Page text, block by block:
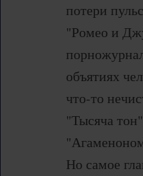
потери
"Ромео и
объятиях
что-то
"Тысяча
Но самое